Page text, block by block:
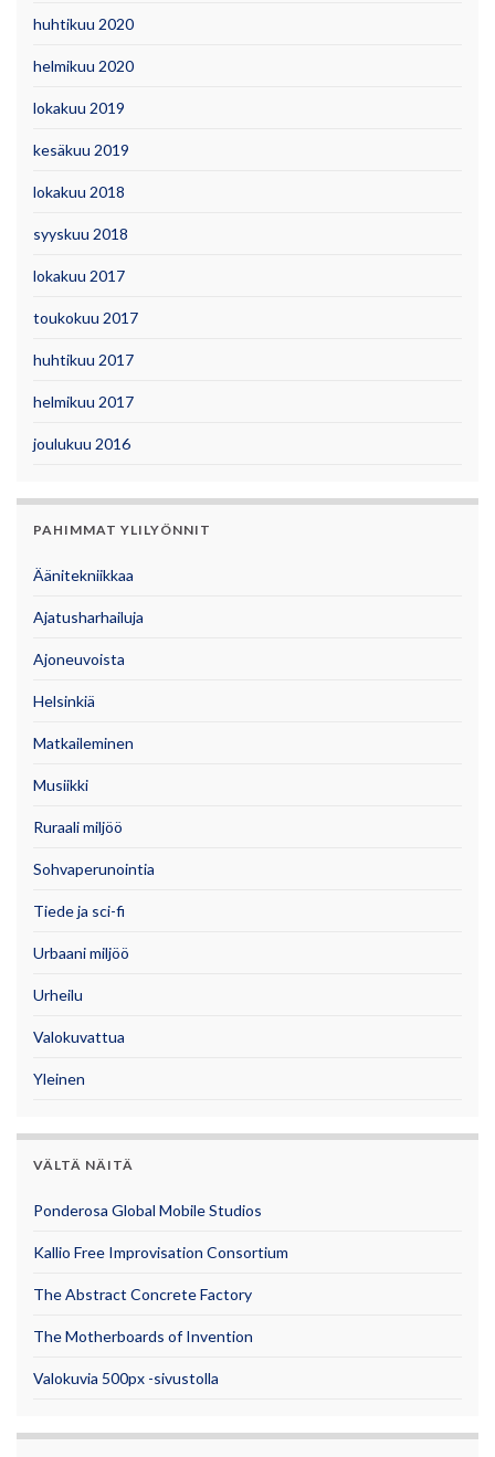
huhtikuu 2020
helmikuu 2020
lokakuu 2019
kesäkuu 2019
lokakuu 2018
syyskuu 2018
lokakuu 2017
toukokuu 2017
huhtikuu 2017
helmikuu 2017
joulukuu 2016
PAHIMMAT YLILYÖNNIT
Äänitekniikkaa
Ajatusharhailuja
Ajoneuvoista
Helsinkiä
Matkaileminen
Musiikki
Ruraali miljöö
Sohvaperunointia
Tiede ja sci-fi
Urbaani miljöö
Urheilu
Valokuvattua
Yleinen
VÄLTÄ NÄITÄ
Ponderosa Global Mobile Studios
Kallio Free Improvisation Consortium
The Abstract Concrete Factory
The Motherboards of Invention
Valokuvia 500px -sivustolla